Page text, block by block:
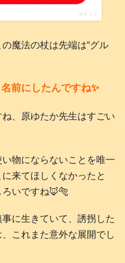
ポチップ
魔法の杖は先端は“グル
前にしたんですね✨
、原ゆたか先生はすごい
物にならないことを唯一
来てほしくなかったと
いですね🦊🐅
に生きていて、誘拐した
これまた意外な展開でし